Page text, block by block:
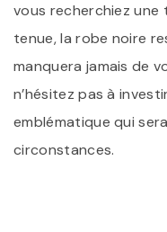
vous recherchiez une
tenue, la robe noire
manquera jamais de
n’hésitez pas à
emblématique qui
circonstances.